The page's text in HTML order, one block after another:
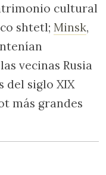
cultural
shtetl; Minsk,
vecinas Rusia
del siglo XIX
más grandes